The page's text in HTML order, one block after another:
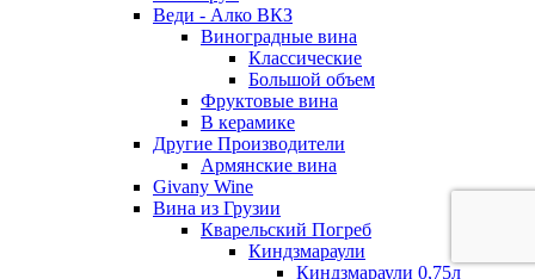
Веди - Алко ВКЗ
Виноградные вина
Классические
Большой объем
Фруктовые вина
В керамике
Другие Производители
Армянские вина
Givany Wine
Вина из Грузии
Кварельский Погреб
Киндзмараули
Киндзмараули 0,75л